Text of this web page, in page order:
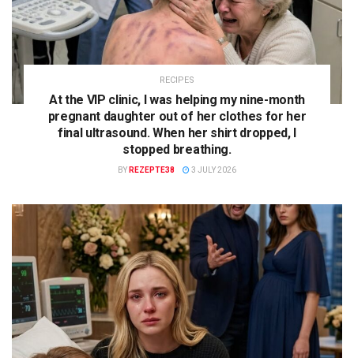
RECIPES
At the VIP clinic, I was helping my nine-month
pregnant daughter out of her clothes for her
final ultrasound. When her shirt dropped, I
stopped breathing.
BY REZEPTE38 3 JULY 2026